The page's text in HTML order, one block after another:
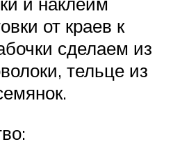
от краев к
сделаем из
тельце из